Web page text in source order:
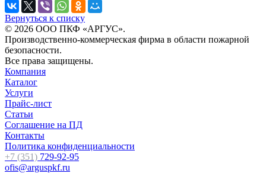
Вернуться к списку
© 2026 ООО ПКФ «АРГУС».
Производственно-коммерческая фирма в области пожарной
безопасности.
Все права защищены.
Компания
Каталог
Услуги
Прайс-лист
Статьи
Соглашение на ПД
Контакты
Политика конфиденциальности
+7 (351) 729-92-95
ofis@arguspkf.ru